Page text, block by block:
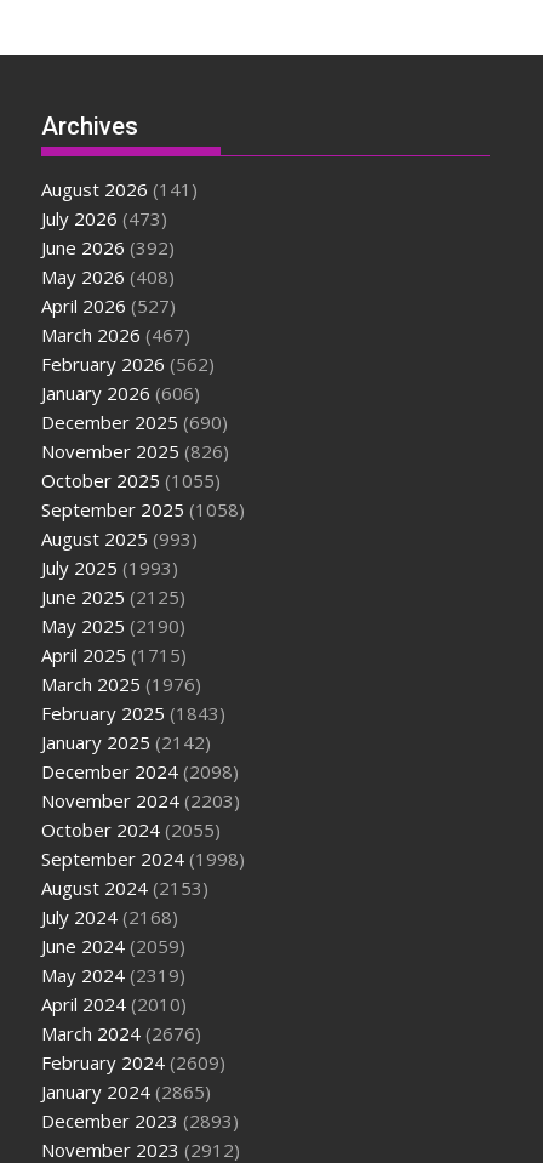
Archives
August 2026 (141)
July 2026 (473)
June 2026 (392)
May 2026 (408)
April 2026 (527)
March 2026 (467)
February 2026 (562)
January 2026 (606)
December 2025 (690)
November 2025 (826)
October 2025 (1055)
September 2025 (1058)
August 2025 (993)
July 2025 (1993)
June 2025 (2125)
May 2025 (2190)
April 2025 (1715)
March 2025 (1976)
February 2025 (1843)
January 2025 (2142)
December 2024 (2098)
November 2024 (2203)
October 2024 (2055)
September 2024 (1998)
August 2024 (2153)
July 2024 (2168)
June 2024 (2059)
May 2024 (2319)
April 2024 (2010)
March 2024 (2676)
February 2024 (2609)
January 2024 (2865)
December 2023 (2893)
November 2023 (2912)